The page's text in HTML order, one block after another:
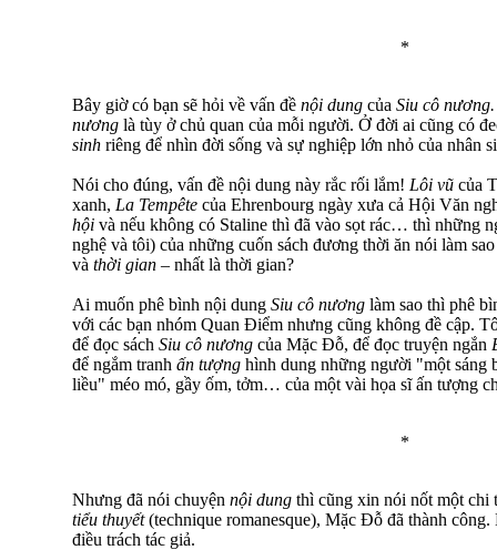
*
Bây giờ có bạn sẽ hỏi về vấn đề nội dung của Siu cô
nương là tùy ở chủ quan của mỗi người. Ở đời ai cũng có
sinh riêng để nhìn đời sống và sự nghiệp lớn nhỏ của nhân
Nói cho đúng, vấn đề nội dung này rắc rối lắm! Lôi vũ của
xanh, La Tempête của Ehrenbourg ngày xưa cả Hội Văn
hội và nếu không có Staline thì đã vào sọt rác… thì những
nghệ và tôi) của những cuốn sách đương thời ăn nói làm
và thời gian – nhất là thời gian?
Ai muốn phê bình nội dung Siu cô nương làm sao thì phê
với các bạn nhóm Quan Điểm nhưng cũng không đề cập.
để đọc sách Siu cô nương của Mặc Đỗ, để đọc truyện ngắn
để ngắm tranh ấn tượng hình dung những người "một sáng
liều" méo mó, gầy ốm, tởm… của một vài họa sĩ ấn tượng
*
Nhưng đã nói chuyện nội dung thì cũng xin nói nốt một chi
tiểu thuyết(technique romanesque), Mặc Đỗ đã thành
điều trách tác giả.